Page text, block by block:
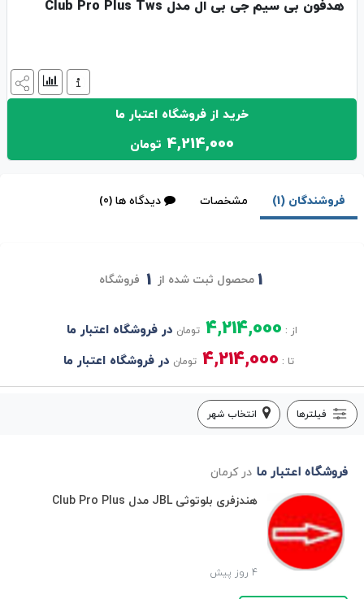
هدفون بی سیم جی بی ال مدل Club Pro Plus Tws
خرید از فروشگاه اعتبار ما
4,214,000 تومان
فروشندگان (1) مشخصات دیدگاه ها (0)
1 محصول ثبت شده از 1 فروشگاه
از : 4,214,000 تومان در فروشگاه اعتبار ما
تا : 4,214,000 تومان در فروشگاه اعتبار ما
فیلترها انتخاب شهر
فروشگاه اعتبار ما در کرمان
هندزفری بلوتوثی JBL مدل Club Pro Plus
4 روز پیش